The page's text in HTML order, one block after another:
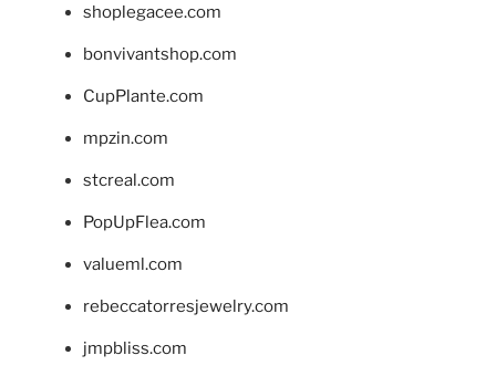
shoplegacee.com
bonvivantshop.com
CupPlante.com
mpzin.com
stcreal.com
PopUpFlea.com
valueml.com
rebeccatorresjewelry.com
jmpbliss.com